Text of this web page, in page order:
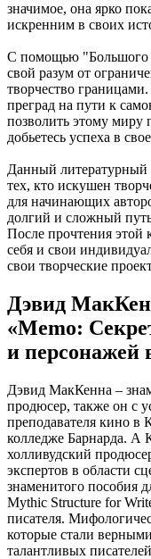
значимое, она ярко
искренним в своих
С помощью "Большого
свой разум от
творчество
преград на пути к
позволить этому миру
добьетесь успеха в
Данный литературный
тех, кто искушен
для начинающих
долгий и сложный
После прочтения этой
себя и свои
свои творческие
Дэвид
«Memo:
и персонажей
Дэвид МакКенна –
продюсер, также он с
преподавателя кино в
колледже Барнарда. А
холливудский
экспертов в области
знаменитого пособия
Mythic Structure for
писателя.
которые стали
талантливых